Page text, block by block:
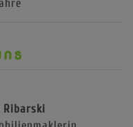
Ribarski